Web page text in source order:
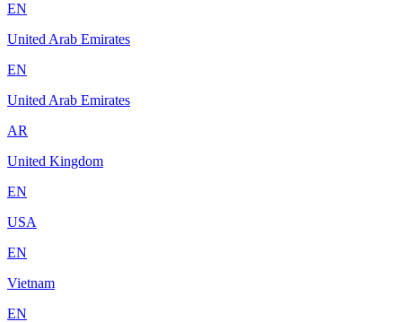
EN
United Arab Emirates
EN
United Arab Emirates
AR
United Kingdom
EN
USA
EN
Vietnam
EN